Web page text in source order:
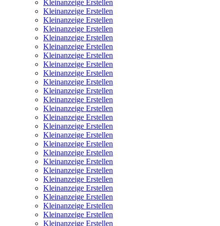
Kleinanzeige Erstellen
Kleinanzeige Erstellen
Kleinanzeige Erstellen
Kleinanzeige Erstellen
Kleinanzeige Erstellen
Kleinanzeige Erstellen
Kleinanzeige Erstellen
Kleinanzeige Erstellen
Kleinanzeige Erstellen
Kleinanzeige Erstellen
Kleinanzeige Erstellen
Kleinanzeige Erstellen
Kleinanzeige Erstellen
Kleinanzeige Erstellen
Kleinanzeige Erstellen
Kleinanzeige Erstellen
Kleinanzeige Erstellen
Kleinanzeige Erstellen
Kleinanzeige Erstellen
Kleinanzeige Erstellen
Kleinanzeige Erstellen
Kleinanzeige Erstellen
Kleinanzeige Erstellen
Kleinanzeige Erstellen
Kleinanzeige Erstellen
Kleinanzeige Erstellen